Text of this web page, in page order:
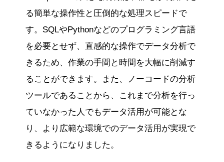
る簡単な操作性と圧倒的な処理スピードで
す。SQLやPythonなどのプログラミング言語
を必要とせず、直感的な操作でデータ分析で
きるため、作業の手間と時間を大幅に削減す
ることができます。また、ノーコードの分析
ツールであることから、これまで分析を行っ
ていなかった人でもデータ活用が可能とな
り、より広範な環境でのデータ活用が実現で
きるようになりました。